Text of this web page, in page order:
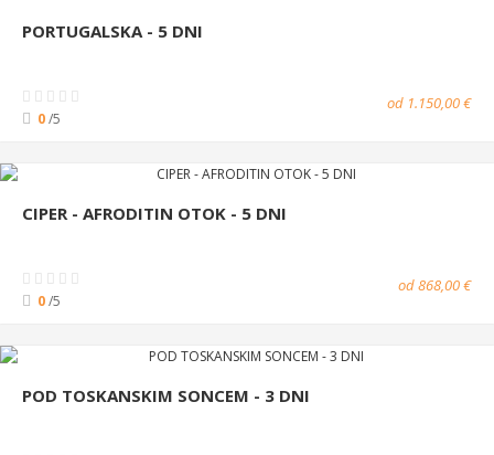
PORTUGALSKA - 5 DNI
0/5
od 1.150,00 €
CIPER - AFRODITIN OTOK - 5 DNI
0/5
od 868,00 €
POD TOSKANSKIM SONCEM - 3 DNI